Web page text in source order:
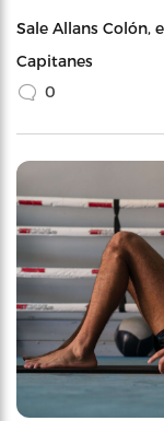
Sale Allans Colón,
Capitanes
0